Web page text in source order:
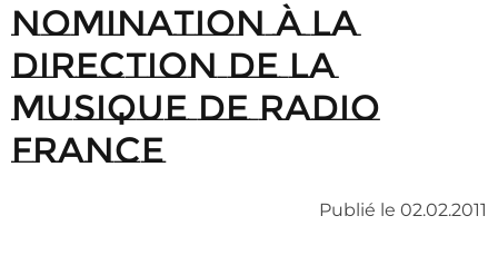
Nomination à la
Direction de la
Musique de Radio
France
Publié le 02.02.2011